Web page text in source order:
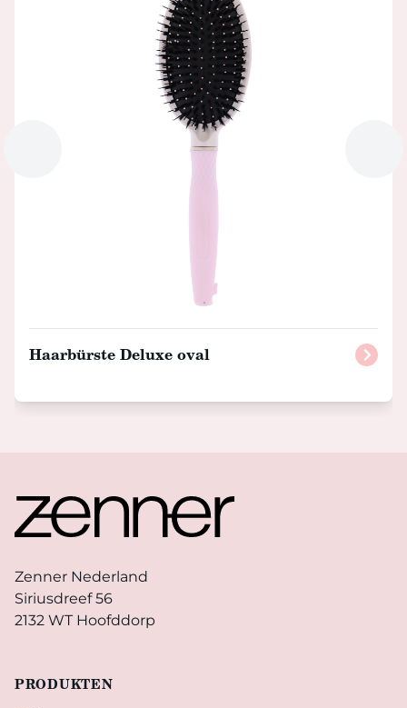
Haarbürste Deluxe oval
Zenner Nederland
Siriusdreef 56
2132 WT Hoofddorp
PRODUKTEN